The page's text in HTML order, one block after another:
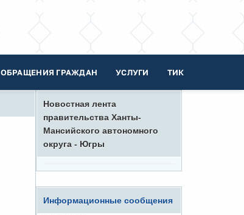
ОБРАЩЕНИЯ ГРАЖДАН УСЛУГИ ТИК
Новостная лента
правительства Ханты-
Мансийского автономного
округа - Югры
Информационные сообщения